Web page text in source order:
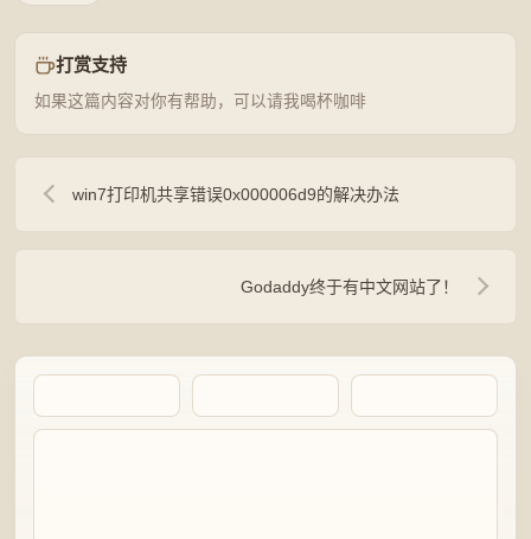
打赏支持
如果这篇内容对你有帮助，可以请我喝杯咖啡
win7打印机共享错误0x000006d9的解决办法
Godaddy终于有中文网站了！